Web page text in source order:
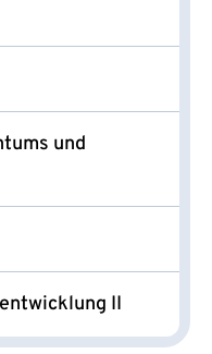
und
II